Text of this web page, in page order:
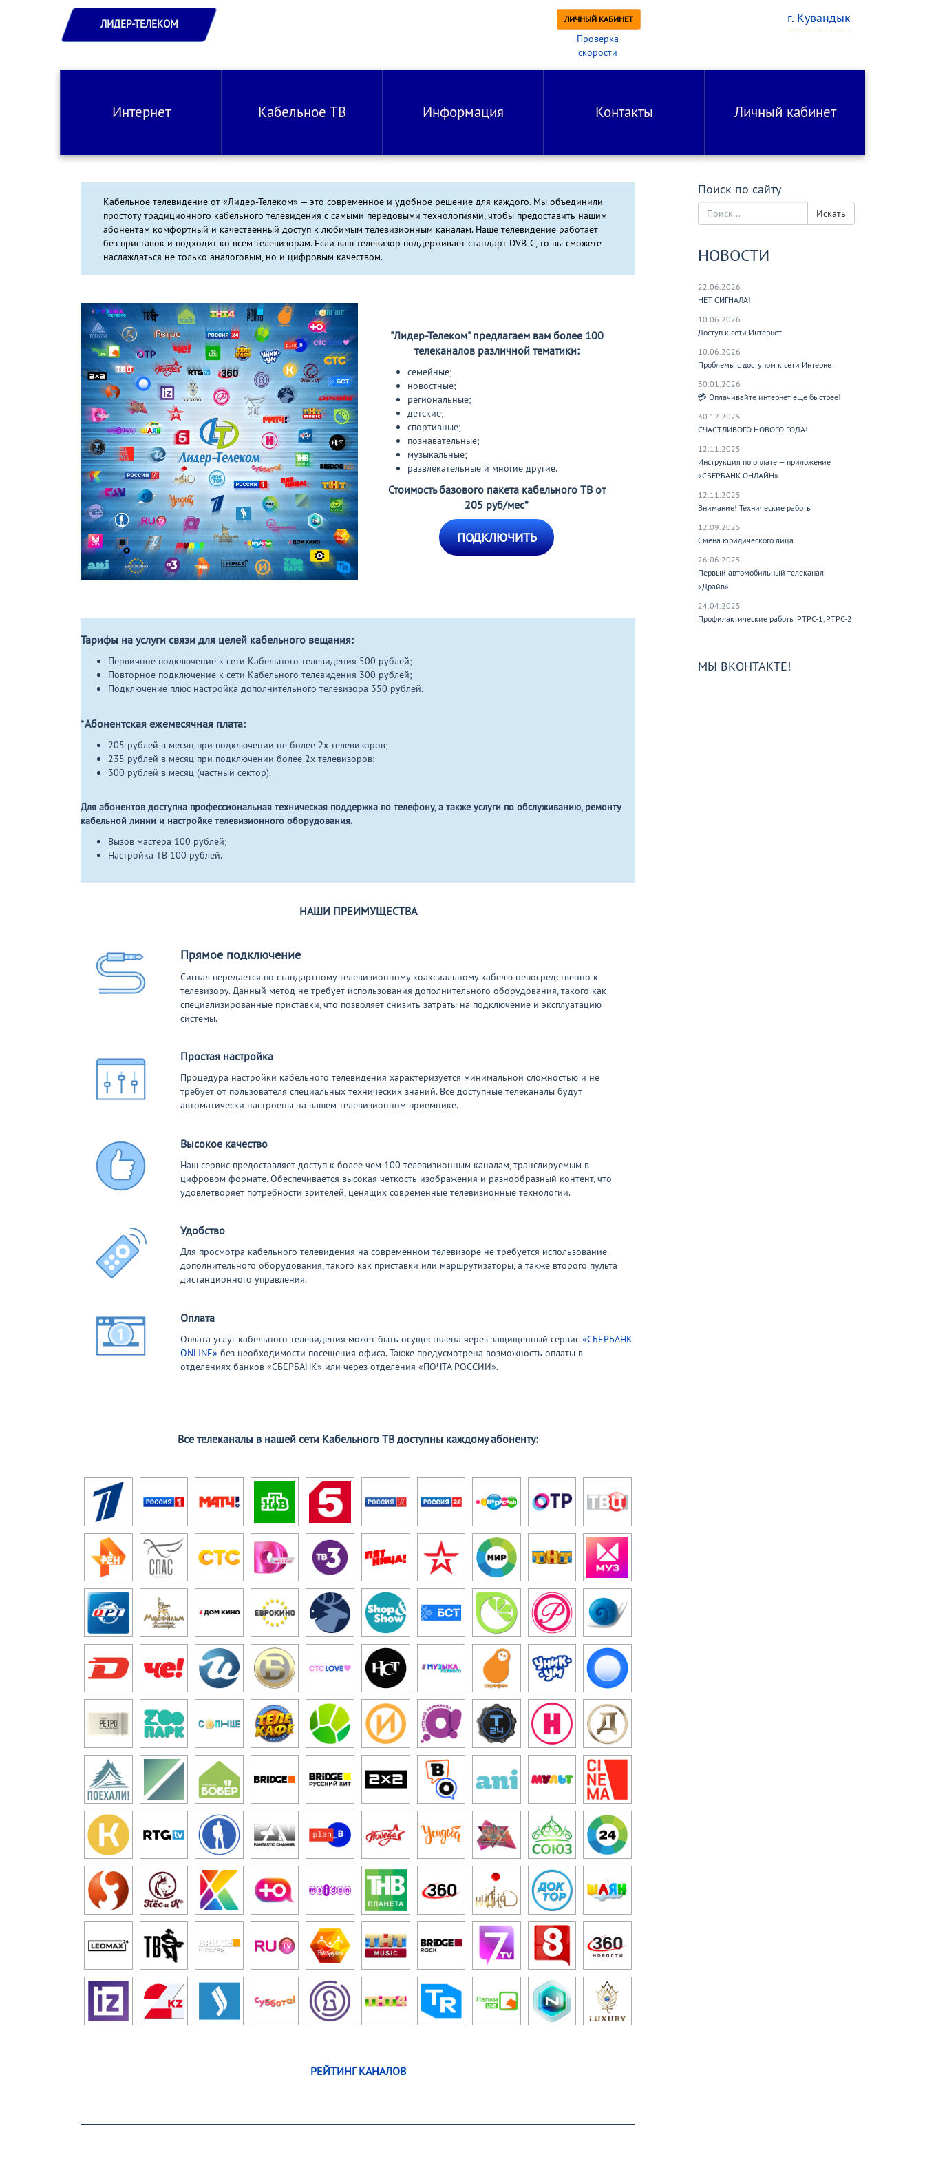
ЛИДЕР-ТЕЛЕКОМ ЛИЧНЫЙ КАБИНЕТ
Проверка
скорости
г. Кувандык
Интернет Кабельное ТВ Информация Контакты Личный кабинет
Кабельное телевидение от «Лидер-Телеком» — это современное и удобное решение для каждого. Мы объединили
простоту традиционного кабельного телевидения с самыми передовыми технологиями, чтобы предоставить нашим
абонентам комфортный и качественный доступ к любимым телевизионным каналам. Наше телевидение работает
без приставок и подходит ко всем телевизорам. Если ваш телевизор поддерживает стандарт DVB-C, то вы сможете
наслаждаться не только аналоговым, но и цифровым качеством.
"Лидер-Телеком" предлагаем вам более 100
телеканалов различной тематики:
семейные;
новостные;
региональные;
детские;
спортивные;
познавательные;
музыкальные;
развлекательные и многие другие.
Стоимость базового пакета кабельного ТВ от
205 руб/мес*
ПОДКЛЮЧИТЬ
Тарифы на услуги связи для целей кабельного вещания:
Первичное подключение к сети Кабельного телевидения 500 рублей;
Повторное подключение к сети Кабельного телевидения 300 рублей;
Подключение плюс настройка дополнительного телевизора 350 рублей.
*Абонентская ежемесячная плата:
205 рублей в месяц при подключении не более 2х телевизоров;
235 рублей в месяц при подключении более 2х телевизоров;
300 рублей в месяц (частный сектор).
Для абонентов доступна профессиональная техническая поддержка по телефону, а также услуги по обслуживанию, ремонту
кабельной линии и настройке телевизионного оборудования.
Вызов мастера 100 рублей;
Настройка ТВ 100 рублей.
НАШИ ПРЕИМУЩЕСТВА
Прямое подключение
Сигнал передается по стандартному телевизионному коаксиальному кабелю непосредственно к
телевизору. Данный метод не требует использования дополнительного оборудования, такого как
специализированные приставки, что позволяет снизить затраты на подключение и эксплуатацию
системы.
Простая настройка
Процедура настройки кабельного телевидения характеризуется минимальной сложностью и не
требует от пользователя специальных технических знаний. Все доступные телеканалы будут
автоматически настроены на вашем телевизионном приемнике.
Высокое качество
Наш сервис предоставляет доступ к более чем 100 телевизионным каналам, транслируемым в
цифровом формате. Обеспечивается высокая четкость изображения и разнообразный контент, что
удовлетворяет потребности зрителей, ценящих современные телевизионные технологии.
Удобство
Для просмотра кабельного телевидения на современном телевизоре не требуется использование
дополнительного оборудования, такого как приставки или маршрутизаторы, а также второго пульта
дистанционного управления.
Оплата
Оплата услуг кабельного телевидения может быть осуществлена через защищенный сервис «СБЕРБАНК
ONLINE» без необходимости посещения офиса. Также предусмотрена возможность оплаты в
отделениях банков «СБЕРБАНК» или через отделения «ПОЧТА РОССИИ».
Все телеканалы в нашей сети Кабельного ТВ доступны каждому абоненту:
РЕЙТИНГ КАНАЛОВ
Поиск по сайту
Искать
НОВОСТИ
22.06.2026
НЕТ СИГНАЛА!
10.06.2026
Доступ к сети Интернет
10.06.2026
Проблемы с доступом к сети Интернет
30.01.2026
💳 Оплачивайте интернет еще быстрее!
30.12.2025
СЧАСТЛИВОГО НОВОГО ГОДА!
12.11.2025
Инструкция по оплате — приложение
«СБЕРБАНК ОНЛАЙН»
12.11.2025
Внимание! Технические работы
12.09.2025
Смена юридического лица
26.06.2025
Первый автомобильный телеканал
«Драйв»
24.04.2025
Профилактические работы РТРС-1, РТРС-2
МЫ ВКОНТАКТЕ!